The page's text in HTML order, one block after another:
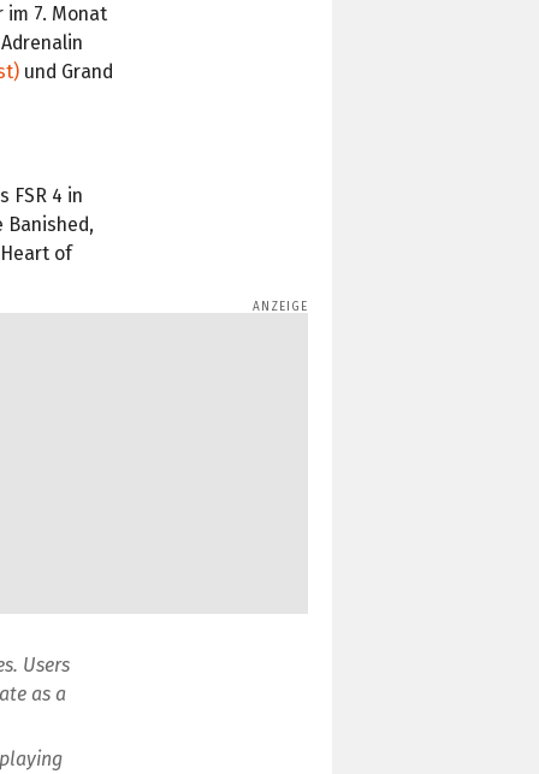
im 7. Monat
und Grand
FSR 4 in
Banished,
Heart of
Users
as a